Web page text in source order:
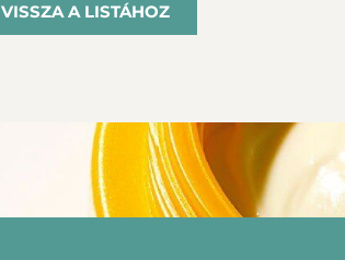
VISSZA A LISTÁHOZ